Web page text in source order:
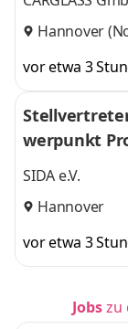
Hannover
vor etwa 3
werpunkt
t
SIDA e.V.
Hannover
vor etwa 3
Jobszu